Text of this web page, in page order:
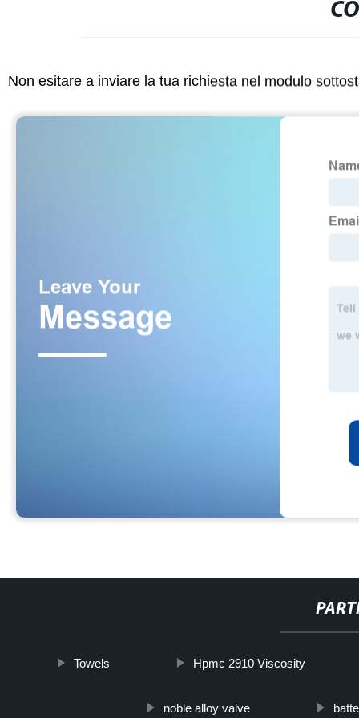
Non esitare a inviare la tua richiesta nel modulo
Towels Hpmc 2910 Viscosity
noble alloy valve